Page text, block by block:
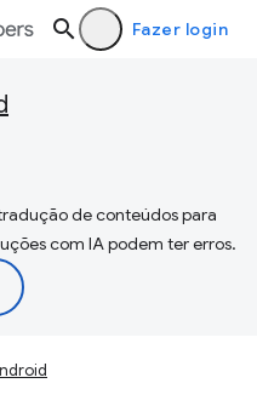
Fazer login
de conteúdos para
com IA podem ter erros.